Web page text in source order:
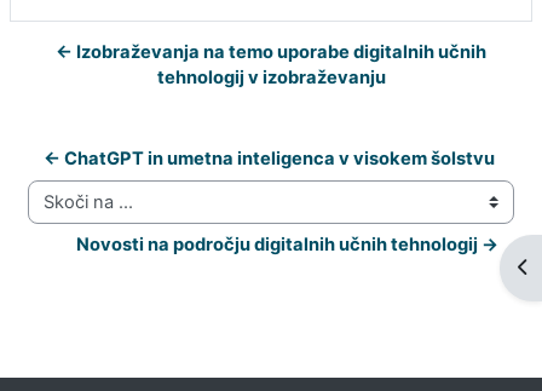
← Izobraževanja na temo uporabe digitalnih učnih
tehnologij v izobraževanju
← ChatGPT in umetna inteligenca v visokem šolstvu
Skoči na ...
Novosti na področju digitalnih učnih tehnologij →